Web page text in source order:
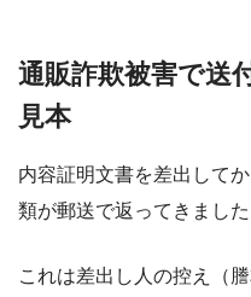
通販詐欺被害で送
見本
内容証明文書を差出して
類が郵送で返ってきました
これは差出し人の控え（